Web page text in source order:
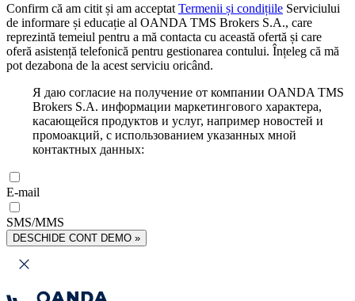
Confirm că am citit și am acceptat Termenii și condițiile Serviciului
de informare și educație al OANDA TMS Brokers S.A., care
reprezintă temeiul pentru a mă contacta cu această ofertă și care
oferă asistență telefonică pentru gestionarea contului. Înțeleg că mă
pot dezabona de la acest serviciu oricând.
Я даю согласие на получение от компании OANDA TMS
Brokers S.A. информации маркетингового характера,
касающейся продуктов и услуг, например новостей и
промоакций, с использованием указанных мной
контактных данных:
E-mail
SMS/MMS
DESCHIDE CONT DEMO »